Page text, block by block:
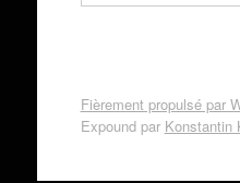
Fièrement propulsé par
Expound par Konstantin